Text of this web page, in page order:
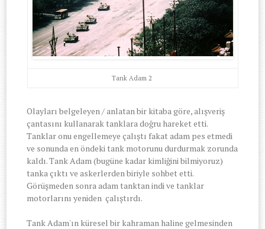
Tank Adam 2
Olayları belgeleyen / anlatan bir kitaba göre, alışveriş
çantasını kullanarak tanklara doğru hareket etti.
Tanklar onu engellemeye çalıştı fakat adam pes etmedi
ve sonunda en öndeki tank motorunu durdurmak zorunda
kaldı. Tank Adam (bugüne kadar kimliğini bilmiyoruz)
tanka çıktı ve askerlerden biriyle sohbet etti.
Görüşmeden sonra adam tanktan indi ve tanklar
motorlarını yeniden çalıştırdı.
Tank Adam'ın küresel bir kahraman haline gelmesinden